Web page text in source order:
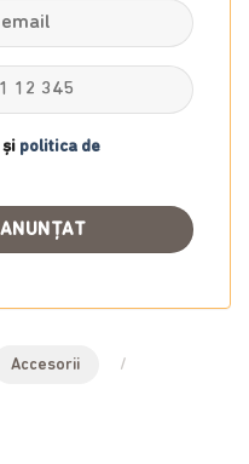
Accesorii /
și politica de